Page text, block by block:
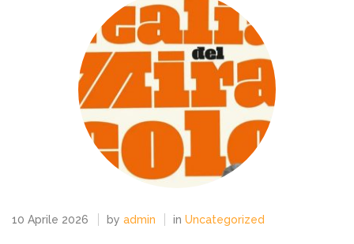
10 Aprile 2026 by admin in Uncategorized